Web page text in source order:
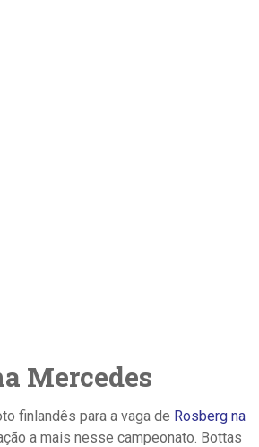
Mercedes
finlandês para a vaga de Rosberg na
a mais nesse campeonato. Bottas